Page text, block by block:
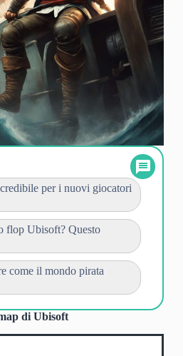
per i nuovi giocatori
flop Ubisoft? Questo
come il mondo pirata
di Ubisoft